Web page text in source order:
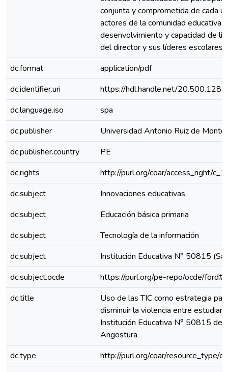
conjunta y comprometida de cada
actores de la comunidad educativa
desenvolvimiento y capacidad de
del director y sus líderes escolares
dc.format
application/pdf
dc.identifier.uri
https://hdl.handle.net/
dc.language.iso
spa
dc.publisher
Universidad Antonio Ruiz de
dc.publisher.country
PE
dc.rights
http://purl.org/coar/access_right/
dc.subject
Innovaciones educativas
dc.subject
Educación básica primaria
dc.subject
Tecnología de la información
dc.subject
Institución Educativa N° 50815
dc.subject.ocde
https://purl.org/pe-repo/ocde/
dc.title
Uso de las TIC como estrategia
disminuir la violencia entre
Institución Educativa N° 50815 de
Angostura
dc.type
http://purl.org/coar/resource_type/